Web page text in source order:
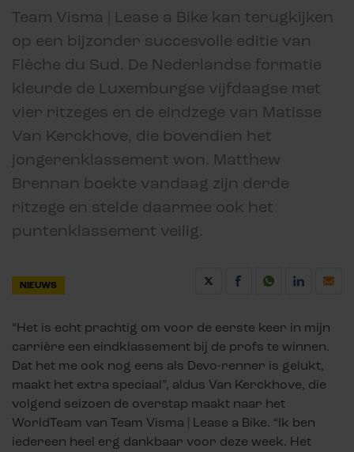
Team Visma | Lease a Bike kan terugkijken
op een bijzonder succesvolle editie van
Flèche du Sud. De Nederlandse formatie
kleurde de Luxemburgse vijfdaagse met
vier ritzeges en de eindzege van Matisse
Van Kerckhove, die bovendien het
jongerenklassement won. Matthew
Brennan boekte vandaag zijn derde
ritzege en stelde daarmee ook het
puntenklassement veilig.
NIEUWS
“Het is echt prachtig om voor de eerste keer in mijn
carrière een eindklassement bij de profs te winnen.
Dat het me ook nog eens als Devo-renner is gelukt,
maakt het extra speciaal”, aldus Van Kerckhove, die
volgend seizoen de overstap maakt naar het
WorldTeam van Team Visma | Lease a Bike. “Ik ben
iedereen heel erg dankbaar voor deze week. Het